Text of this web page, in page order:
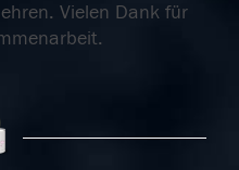
Vielen Dank für